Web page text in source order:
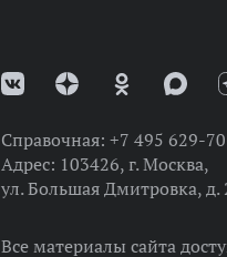
Справочная: +7 495 629-
Адрес: 103426, г. Москва,
ул. Большая Дмитровка, д.
Все материалы сайта